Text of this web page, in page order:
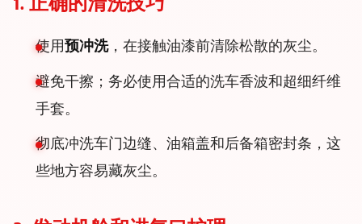
使用预冲洗，在接触油漆前清除松散的灰尘。
避免干擦；务必使用合适的洗车香波和超细纤维
手套。
彻底冲洗车门边缝、油箱盖和后备箱密封条，这
些地方容易藏灰尘。